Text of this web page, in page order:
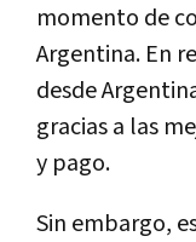
momento de
Argentina. En
desde
gracias a las
y pago.
Sin embargo,